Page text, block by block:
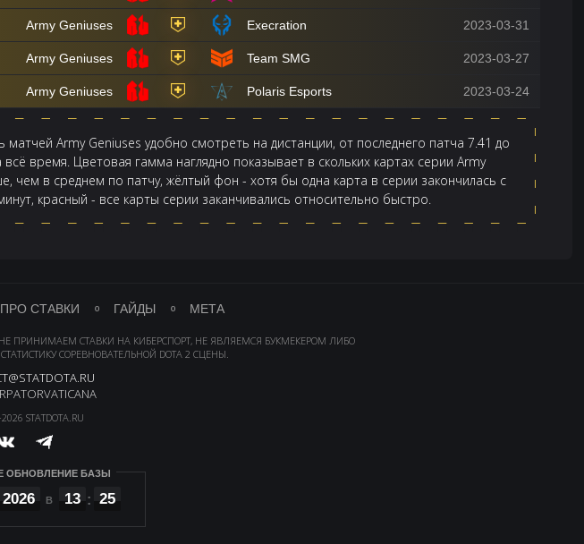
Army Geniuses Execration 2023-03-31
Army Geniuses Team SMG 2023-03-27
Army Geniuses Polaris Esports 2023-03-24
Army Geniuses удобно смотреть на дистанции, от последнего патча 7.41 до
всё время. Цветовая гамма наглядно показывает в скольких картах серии Army
чем в среднем по патчу, жёлтый фон - хотя бы одна карта в серии закончилась с
красный - все карты серии заканчивались относительно быстро.
ПРО СТАВКИ ГАЙДЫ МЕТА
ПРИНИМАЕМ СТАВКИ НА КИБЕРСПОРТ, НЕ ЯВЛЯЕМСЯ БУКМЕКЕРОМ ЛИБО
СОРЕВНОВАТЕЛЬНОЙ DOTA 2 СЦЕНЫ.
STATDOTA.RU
ОБНОВЛЕНИЕ БАЗЫ
2026 13 25